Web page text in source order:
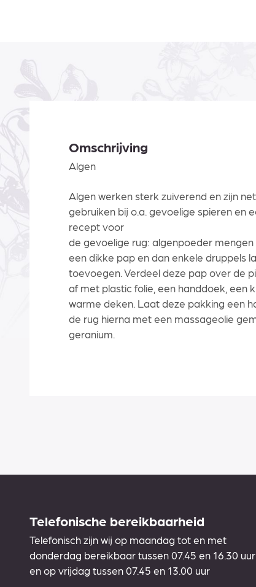
Omschrijving
Algen
Algen werken sterk zuiverend en zijn
gebruiken bij o.a. gevoelige spieren en
recept voor
de gevoelige rug: algenpoeder
een dikke pap en dan enkele druppels
toevoegen. Verdeel deze pap over de
af met plastic folie, een handdoek, een
warme deken. Laat deze pakking een
de rug hierna met een massageolie
geranium.
Telefonische bereikbaarheid
Telefonisch zijn wij op maandag tot en met
donderdag bereikbaar tussen 07.45 en 16.30 uur
en op vrijdag tussen 07.45 en 13.00 uur